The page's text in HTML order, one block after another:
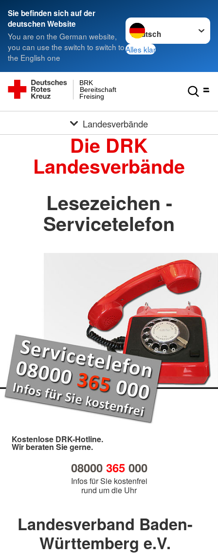
Sie befinden sich auf der
deutschen Website
You are on the German website,
you can use the switch to switch to
the English one
Sprache wechseln zu
Alles klar
Freising
Bereitschaft
BRK
Landesverbände
Die DRK
Landesverbände
Lesezeichen -
Servicetelefon
Kostenlose DRK-Hotline.
Wir beraten Sie gerne.
08000 365000
Infos für Sie kostenfrei
rund um die Uhr
Landesverband Baden-
Württemberg e.V.